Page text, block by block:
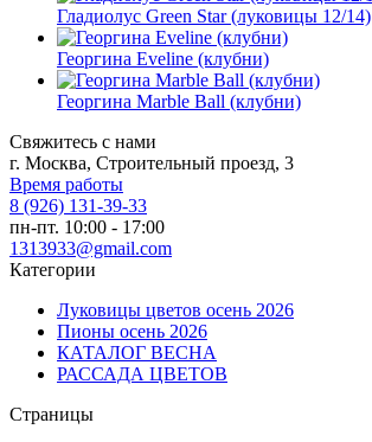
Гладиолус Green Star (луковицы 12/14)
Георгина Eveline (клубни)
Георгина Marble Ball (клубни)
Свяжитесь с нами
г. Москва, Строительный проезд, 3
Время работы
8 (926) 131-39-33
пн-пт. 10:00 - 17:00
1313933@gmail.com
Категории
Луковицы цветов осень 2026
Пионы осень 2026
КАТАЛОГ ВЕСНА
РАССАДА ЦВЕТОВ
Страницы